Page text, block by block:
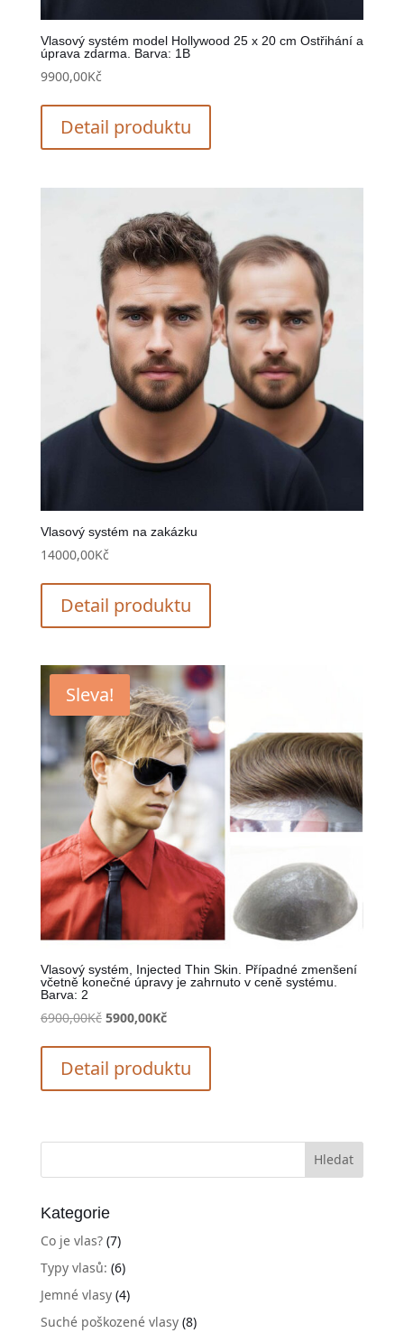
Vlasový systém model Hollywood 25 x 20 cm Ostřihání a
úprava zdarma. Barva: 1B
9900,00Kč
Detail produktu
Vlasový systém na zakázku
14000,00Kč
Detail produktu
Sleva!
Vlasový systém, Injected Thin Skin. Případné zmenšení
včetně konečné úpravy je zahrnuto v ceně systému.
Barva: 2
6900,00Kč Původní
byla:
6900,00Kč.
5900,00KčAktuální
je:
5900,00Kč.
Detail produktu
Kategorie
Co je vlas?(7)
Typy vlasů: (6)
Jemné vlasy(4)
Suché poškozené vlasy(8)